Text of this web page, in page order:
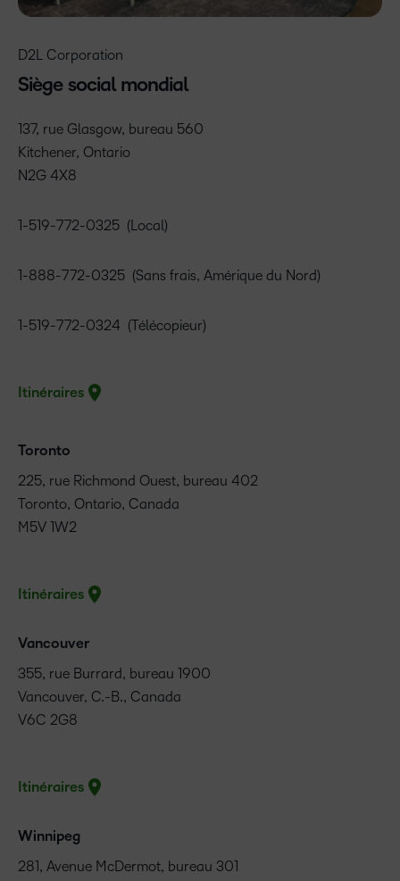
D2L Corporation
Siège social mondial
137, rue Glasgow, bureau 560
Kitchener, Ontario
N2G 4X8
1-519-772-0325 (Local)
1-888-772-0325 (Sans frais, Amérique du Nord)
1-519-772-0324 (Télécopieur)
Itinéraires
Toronto
225, rue Richmond Ouest, bureau 402
Toronto, Ontario, Canada
M5V 1W2
Itinéraires
Vancouver
355, rue Burrard, bureau 1900
Vancouver, C.-B., Canada
V6C 2G8
Itinéraires
Winnipeg
281, Avenue McDermot, bureau 301